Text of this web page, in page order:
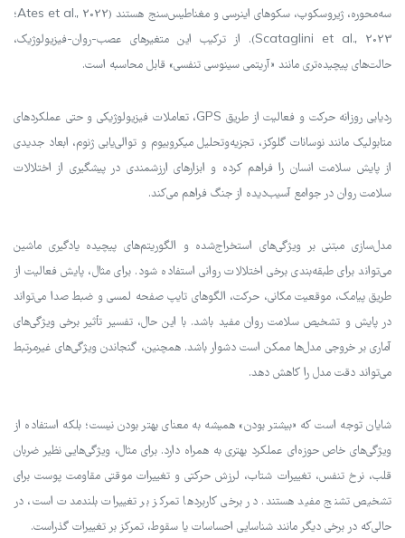
سه‌محوره، ژیروسکوپ، سکوهای اینرسی و مغناطیس‌سنج هستند (Ates et al., 2022؛
Scataglini et al., 2023). از ترکیب این متغیرهای عصب-روان-فیزیولوژیک،
حالت‌های پیچیده‌تری مانند «آریتمی سینوسی تنفسی» قابل محاسبه است.
ردیابی روزانه حرکت و فعالیت از طریق GPS، تعاملات فیزیولوژیکی و حتی عملکردهای
متابولیک مانند نوسانات گلوکز، تجزیه‌وتحلیل میکروبیوم و توالی‌یابی ژنوم، ابعاد جدیدی
از پایش سلامت انسان را فراهم کرده و ابزارهای ارزشمندی در پیشگیری از اختلالات
سلامت روان در جوامع آسیب‌دیده از جنگ فراهم می‌کند.
مدل‌سازی مبتنی بر ویژگی‌های استخراج‌شده و الگوریتم‌های پیچیده یادگیری ماشین
می‌تواند برای طبقه‌بندی برخی اختلالات روانی استفاده شود. برای مثال، پایش فعالیت از
طریق پیامک، موقعیت مکانی، حرکت، الگوهای تایپ صفحه لمسی و ضبط صدا می‌تواند
در پایش و تشخیص سلامت روان مفید باشد. با این حال، تفسیر تأثیر برخی ویژگی‌های
آماری بر خروجی مدل‌ها ممکن است دشوار باشد. همچنین، گنجاندن ویژگی‌های غیرمرتبط
می‌تواند دقت مدل را کاهش دهد.
شایان توجه است که «بیشتر بودن» همیشه به معنای بهتر بودن نیست؛ بلکه استفاده از
ویژگی‌های خاص حوزه‌ای عملکرد بهتری به همراه دارد. برای مثال، ویژگی‌هایی نظیر ضربان
قلب، نرخ تنفس، تغییرات شتاب، لرزش حرکتی و تغییرات موقتی مقاومت پوست برای
تشخیص تشنج مفید هستند. در برخی کاربردها تمرکز بر تغییرات بلندمدت است، در
حالی‌که در برخی دیگر مانند شناسایی احساسات یا سقوط، تمرکز بر تغییرات گذراست.